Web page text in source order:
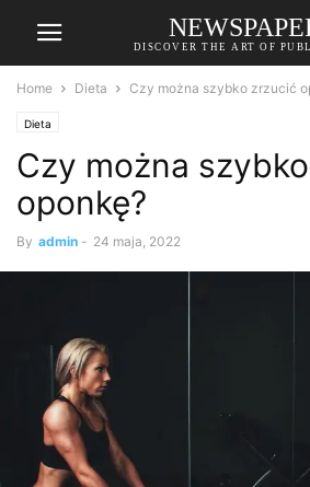
DISCOVER THE ART OF
Home Dieta Czy można szybko zrzucić
Dieta
Czy można
oponkę?
By admin - 24 maja, 2022